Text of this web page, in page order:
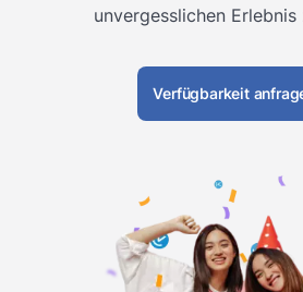
unvergesslichen Erlebnis
Verfügbarkeit